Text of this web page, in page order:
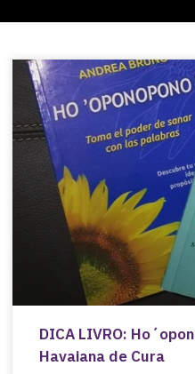
DICA LIVRO:
Havaiana de Cura